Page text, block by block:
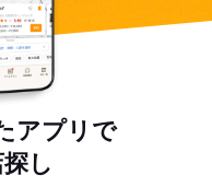
アプリで
し